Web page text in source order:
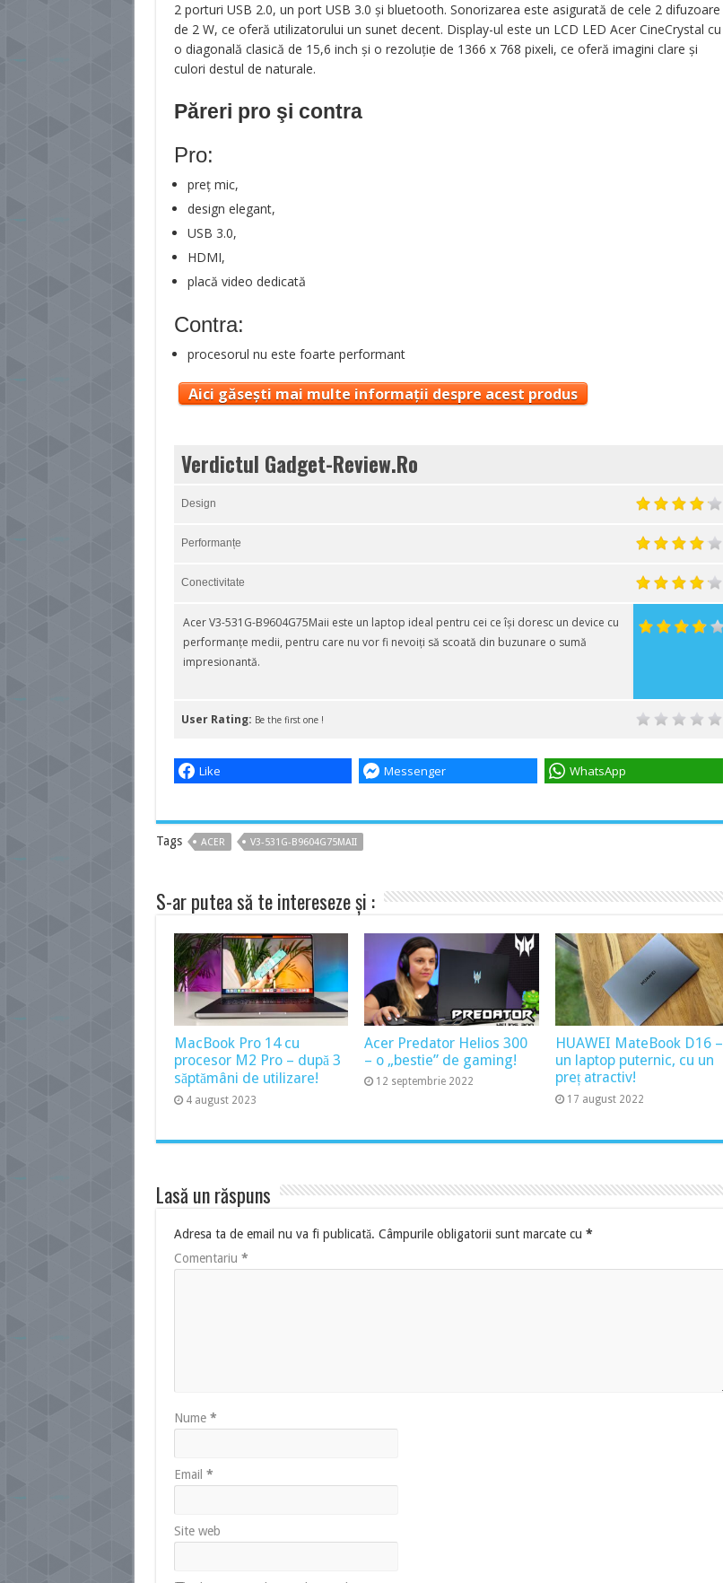
2 porturi USB 2.0, un port USB 3.0 și bluetooth. Sonorizarea este asigurată de cele 2 difuzoare
de 2 W, ce oferă utilizatorului un sunet decent. Display-ul este un LCD LED Acer CineCrystal cu
o diagonală clasică de 15,6 inch și o rezoluție de 1366 x 768 pixeli, ce oferă imagini clare și
culori destul de naturale.
Păreri pro şi contra
Pro:
preț mic,
design elegant,
USB 3.0,
HDMI,
placă video dedicată
Contra:
procesorul nu este foarte performant
Aici găsești mai multe informații despre acest produs
Verdictul Gadget-Review.Ro
Design
Performanțe
Conectivitate
Acer V3-531G-B9604G75Maii este un laptop ideal pentru cei ce își doresc un device cu
performanțe medii, pentru care nu vor fi nevoiți să scoată din buzunare o sumă
impresionantă.
User Rating: Be the first one !
Like Messenger WhatsApp
Tags ACER V3-531G-B9604G75MAII
S-ar putea să te intereseze și :
MacBook Pro 14 cu
procesor M2 Pro – după 3
săptămâni de utilizare!
4 august 2023
Acer Predator Helios 300
– o „bestie” de gaming!
12 septembrie 2022
HUAWEI MateBook D16 –
un laptop puternic, cu un
preț atractiv!
17 august 2022
Lasă un răspuns
Adresa ta de email nu va fi publicată. Câmpurile obligatorii sunt marcate cu *
Comentariu *
Nume *
Email *
Site web